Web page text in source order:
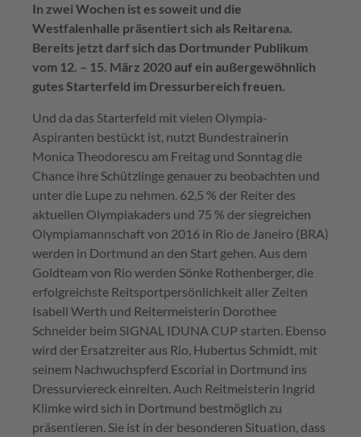
In zwei Wochen ist es soweit und die
Westfalenhalle präsentiert sich als Reitarena.
Bereits jetzt darf sich das Dortmunder Publikum
vom 12. – 15. März 2020 auf ein außergewöhnlich
gutes Starterfeld im Dressurbereich freuen.
Und da das Starterfeld mit vielen Olympia-
Aspiranten bestückt ist, nutzt Bundestrainerin
Monica Theodorescu am Freitag und Sonntag die
Chance ihre Schützlinge genauer zu beobachten und
unter die Lupe zu nehmen. 62,5 % der Reiter des
aktuellen Olympiakaders und 75 % der siegreichen
Olympiamannschaft von 2016 in Rio de Janeiro (BRA)
werden in Dortmund an den Start gehen. Aus dem
Goldteam von Rio werden Sönke Rothenberger, die
erfolgreichste Reitsportpersönlichkeit aller Zeiten
Isabell Werth und Reitermeisterin Dorothee
Schneider beim SIGNAL IDUNA CUP starten. Ebenso
wird der Ersatzreiter aus Rio, Hubertus Schmidt, mit
seinem Nachwuchspferd Escorial in Dortmund ins
Dressurviereck einreiten. Auch Reitmeisterin Ingrid
Klimke wird sich in Dortmund bestmöglich zu
präsentieren. Sie ist in der besonderen Situation, dass